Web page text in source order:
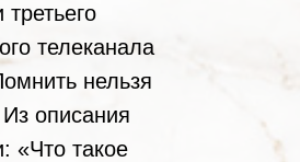
телеканала
нельзя
описания
«Что такое